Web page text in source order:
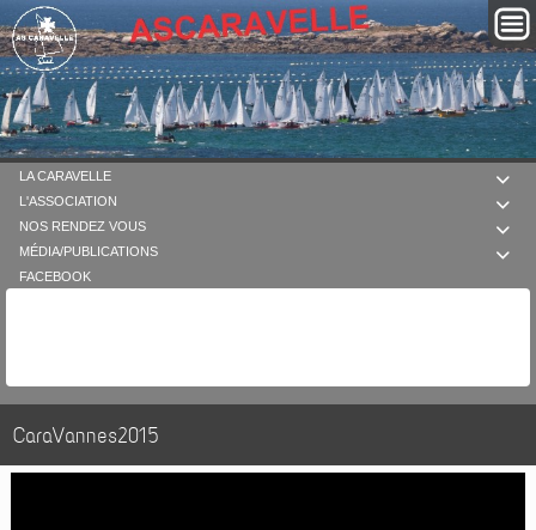

LA CARAVELLE

L'ASSOCIATION

NOS RENDEZ VOUS

MÉDIA/PUBLICATIONS
FACEBOOK
CaraVannes2015